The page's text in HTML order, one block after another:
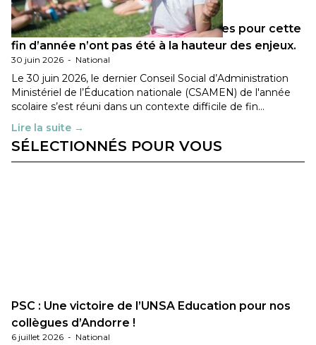
Les décisions ministérielles attendues pour cette
fin d’année n’ont pas été à la hauteur des enjeux.
30 juin 2026 - National
Le 30 juin 2026, le dernier Conseil Social d’Administration
Ministériel de l’Éducation nationale (CSAMEN) de l'année
scolaire s’est réuni dans un contexte difficile de fin…
Lire la suite →
SÉLECTIONNÉS POUR VOUS
PSC : Une victoire de l’UNSA Education pour nos
collègues d’Andorre !
6 juillet 2026 - National